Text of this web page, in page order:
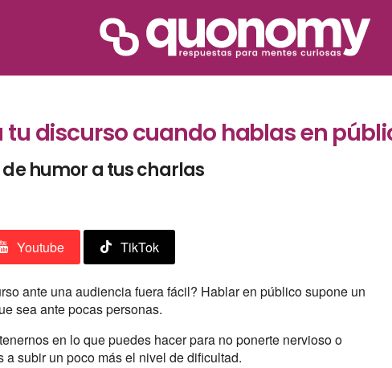
discurso cuando hablas en
humor a tus charlas
Youtube TikTok
ante una audiencia fuera fácil? Hablar en público supone un
sea ante pocas personas.
en lo que puedes hacer para no ponerte nervioso o
subir un poco más el nivel de dificultad.